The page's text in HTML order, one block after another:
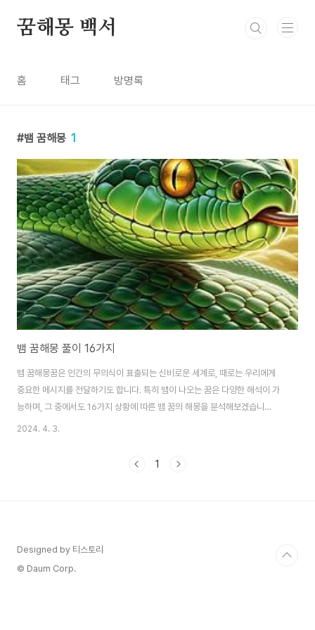
꿈해몽 백서
홈 태그 방명록
뱀 꿈해몽 1
뱀 꿈해몽 풀이 16가지
뱀 꿈해몽꿈은 인간의 무의식이 표출되는 신비로운 세계로, 때로는 우리에게
중요한 메시지를 전달하기도 합니다. 특히 뱀이 나오는 꿈은 다양한 해석이 가
능하며, 그 중에서도 16가지 상황에 따른 뱀 꿈의 해몽을 분석해보겠습니
다. 뱀과의 키스:건강 경고의 신호뱀과 키스하는 꿈은 자신의 건강 상태에 경고
며,예기치 않은 질병에 주의할 필요가 있음을 나타냅니다. 뿔달린 뱀을 잡는 꿈:
2024. 4. 3.
1
Designed by 티스토리
© Daum Corp.